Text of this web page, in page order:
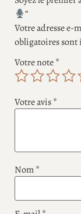
”
Votre adresse e-
obligatoires sont
Votre note*
Votre avis*
Nom*